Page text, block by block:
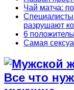
Чай матча:
Специалисты
разрушают
6
Самая
Все что